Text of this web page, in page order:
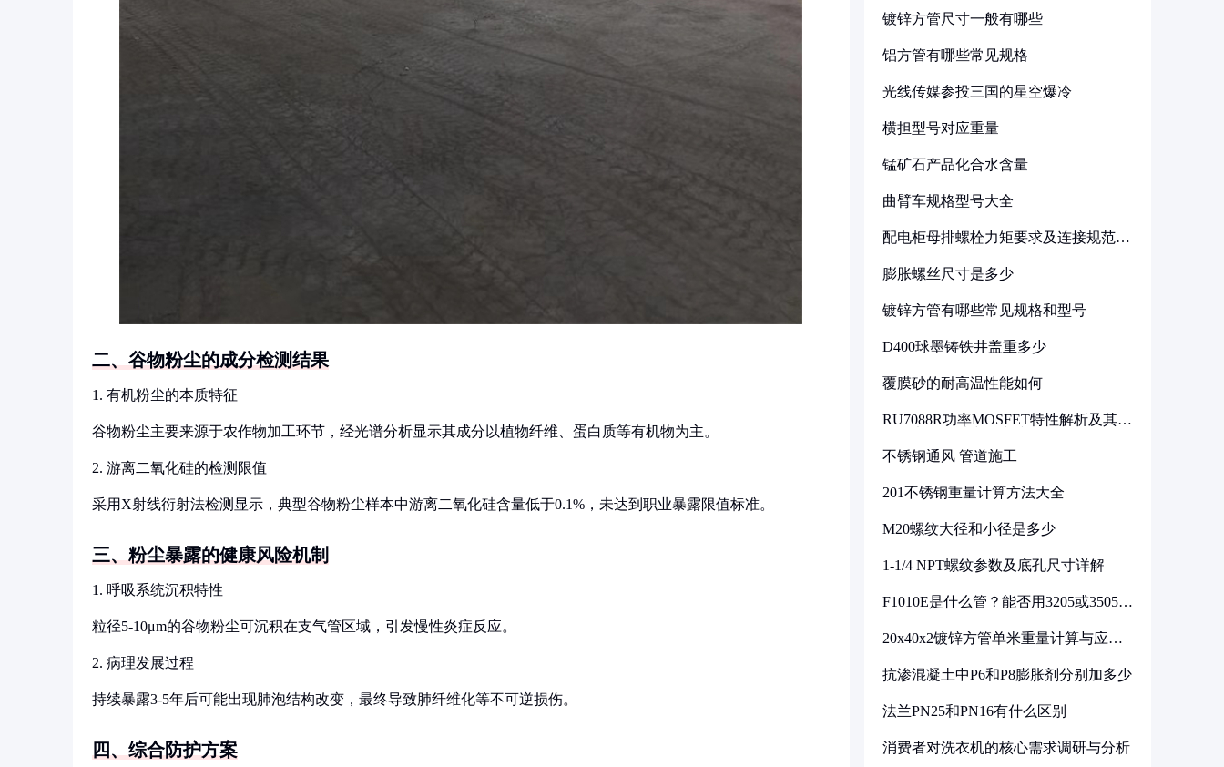
二、谷物粉尘的成分检测结果
1. 有机粉尘的本质特征
谷物粉尘主要来源于农作物加工环节，经光谱分析显示其成分以植物纤维、蛋白质等有机物为主。
2. 游离二氧化硅的检测限值
采用X射线衍射法检测显示，典型谷物粉尘样本中游离二氧化硅含量低于0.1%，未达到职业暴露限值标准。
三、粉尘暴露的健康风险机制
1. 呼吸系统沉积特性
粒径5-10μm的谷物粉尘可沉积在支气管区域，引发慢性炎症反应。
2. 病理发展过程
持续暴露3-5年后可能出现肺泡结构改变，最终导致肺纤维化等不可逆损伤。
四、综合防护方案
镀锌方管尺寸一般有哪些
铝方管有哪些常见规格
光线传媒参投三国的星空爆冷
横担型号对应重量
锰矿石产品化合水含量
曲臂车规格型号大全
配电柜母排螺栓力矩要求及连接规范详
膨胀螺丝尺寸是多少
镀锌方管有哪些常见规格和型号
D400球墨铸铁井盖重多少
覆膜砂的耐高温性能如何
RU7088R功率MOSFET特性解析及其在
不锈钢通风 管道施工
201不锈钢重量计算方法大全
M20螺纹大径和小径是多少
1-1/4 NPT螺纹参数及底孔尺寸详解
F1010E是什么管？能否用3205或3505代
20x40x2镀锌方管单米重量计算与应用
抗渗混凝土中P6和P8膨胀剂分别加多少
法兰PN25和PN16有什么区别
消费者对洗衣机的核心需求调研与分析